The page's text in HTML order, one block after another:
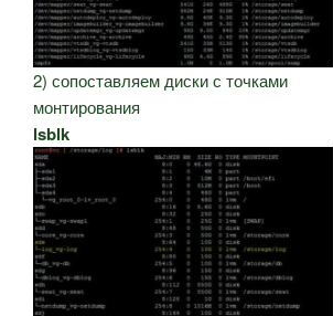
2) сопоставляем диски с точками
монтирования
lsblk